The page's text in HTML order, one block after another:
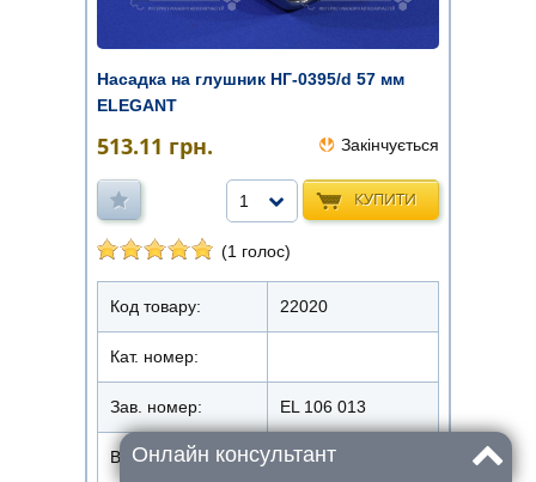
Насадка на глушник НГ-0395/d 57 мм
ELEGANT
513.11 грн. Закінчується
КУПИТИ
1
(1 голос)
Код товару: 22020
Кат. номер:
Зав. номер: EL 106 013
Виробник ELEGANT
Онлайн консультант